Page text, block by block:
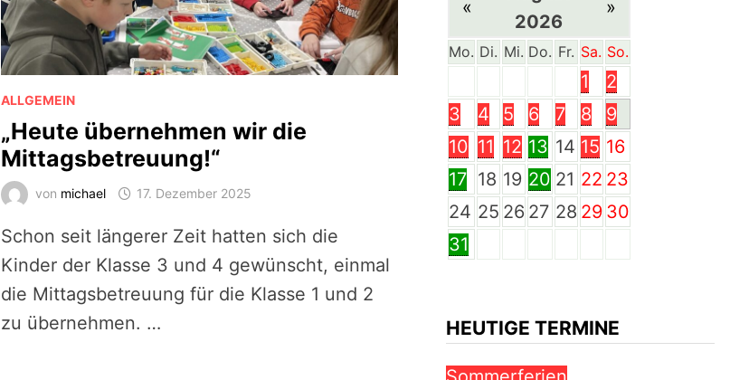
ALLGEMEIN
„Heute übernehmen wir die
Mittagsbetreuung!“
von michael 17. Dezember 2025
Schon seit längerer Zeit hatten sich die
Kinder der Klasse 3 und 4 gewünscht, einmal
die Mittagsbetreuung für die Klasse 1 und 2
zu übernehmen. …
«
2026
»
Mo. Di. Mi. Do. Fr. Sa. So.
1
2
3
4 5 6 7 8
9
10 11 12 13 14 15 16
17 18 19 20 21 22 23
24 25 26 27 28 29 30
31
HEUTIGE TERMINE